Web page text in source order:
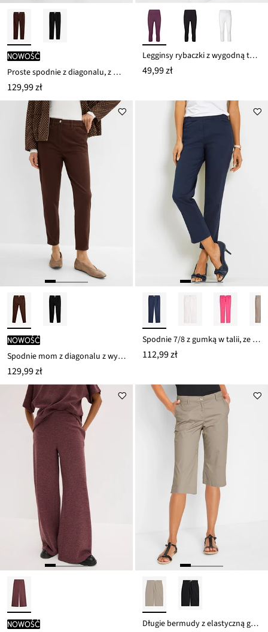
nowość
Proste spodnie z diagonalu, z wysokim stanem
129,99 zł
Legginsy rybaczki z wygodną talią
49,99 zł
nowość
Spodnie mom z diagonalu z wysokim stanem
129,99 zł
Spodnie 7/8 z gumką w talii, ze stretchem
112,99 zł
nowość Długie bermudy z elastyczną gumką w talii